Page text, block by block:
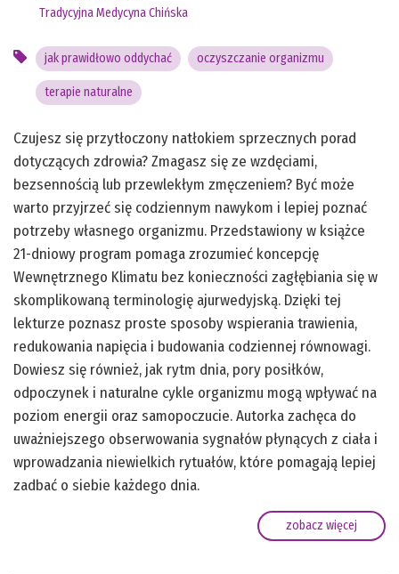
Tradycyjna Medycyna Chińska
jak prawidłowo oddychać oczyszczanie organizmu
terapie naturalne
Czujesz się przytłoczony natłokiem sprzecznych porad
dotyczących zdrowia? Zmagasz się ze wzdęciami,
bezsennością lub przewlekłym zmęczeniem? Być może
warto przyjrzeć się codziennym nawykom i lepiej poznać
potrzeby własnego organizmu. Przedstawiony w książce
21-dniowy program pomaga zrozumieć koncepcję
Wewnętrznego Klimatu bez konieczności zagłębiania się w
skomplikowaną terminologię ajurwedyjską. Dzięki tej
lekturze poznasz proste sposoby wspierania trawienia,
redukowania napięcia i budowania codziennej równowagi.
Dowiesz się również, jak rytm dnia, pory posiłków,
odpoczynek i naturalne cykle organizmu mogą wpływać na
poziom energii oraz samopoczucie. Autorka zachęca do
uważniejszego obserwowania sygnałów płynących z ciała i
wprowadzania niewielkich rytuałów, które pomagają lepiej
zadbać o siebie każdego dnia.
zobacz więcej